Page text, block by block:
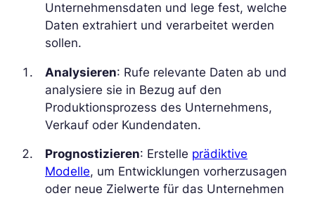
Unternehmensdaten und lege fest, welche
Daten extrahiert und verarbeitet werden
sollen.
Analysieren: Rufe relevante Daten ab und
analysiere sie in Bezug auf den
Produktionsprozess des Unternehmens,
Verkauf oder Kundendaten.
Prognostizieren: Erstelle prädiktive
Modelle, um Entwicklungen vorherzusagen
oder neue Zielwerte für das Unternehmen